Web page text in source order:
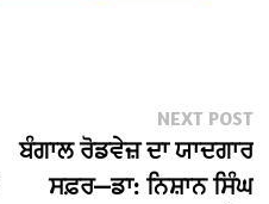
NEXT POST
ਬੰਗਾਲ ਰੋਡਵੇਜ਼ ਦਾ ਯਾਦਗਾਰ
ਸਫ਼ਰ—ਡਾ: ਨਿਸ਼ਾਨ ਸਿੰਘ